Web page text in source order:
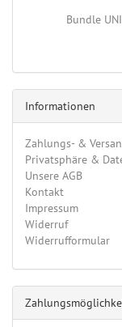
Bundle
Informationen
Zahlungs- &
Privatsphäre &
Unsere AGB
Kontakt
Impressum
Widerruf
Widerrufformular